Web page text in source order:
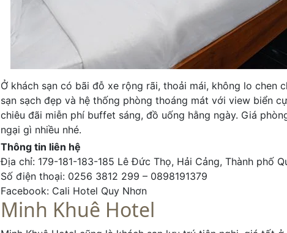
Ở khách sạn có bãi đỗ xe rộng rãi, thoải mái, không lo chen
sạn sạch đẹp và hệ thống phòng thoáng mát với view biển
chiêu đãi miễn phí buffet sáng, đồ uống hằng ngày. Giá
ngại gì nhiều nhé.
Thông tin liên hệ
Địa chỉ: 179-181-183-185 Lê Đức Thọ, Hải Cảng, Thành phố
Số điện thoại: 0256 3812 299 – 0898191379
Facebook: Cali Hotel Quy Nhơn
Minh Khuê Hotel